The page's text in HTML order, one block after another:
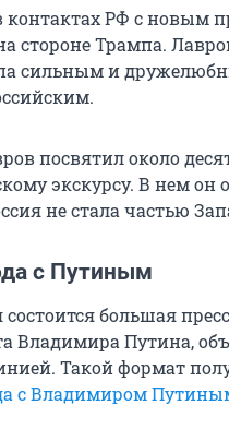
РФ с новым
стороне Трампа.
сильным и
посвятил около
экскурсу. В нем он
не стала частью
с Путиным
состоится большая
Владимира Путина,
Такой формат
с Владимиром